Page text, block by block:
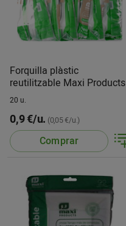
Forquilla plàstic
reutilitzable Maxi Products
20 u.
0,9 €/u. (0,05 €/u.)
Comprar